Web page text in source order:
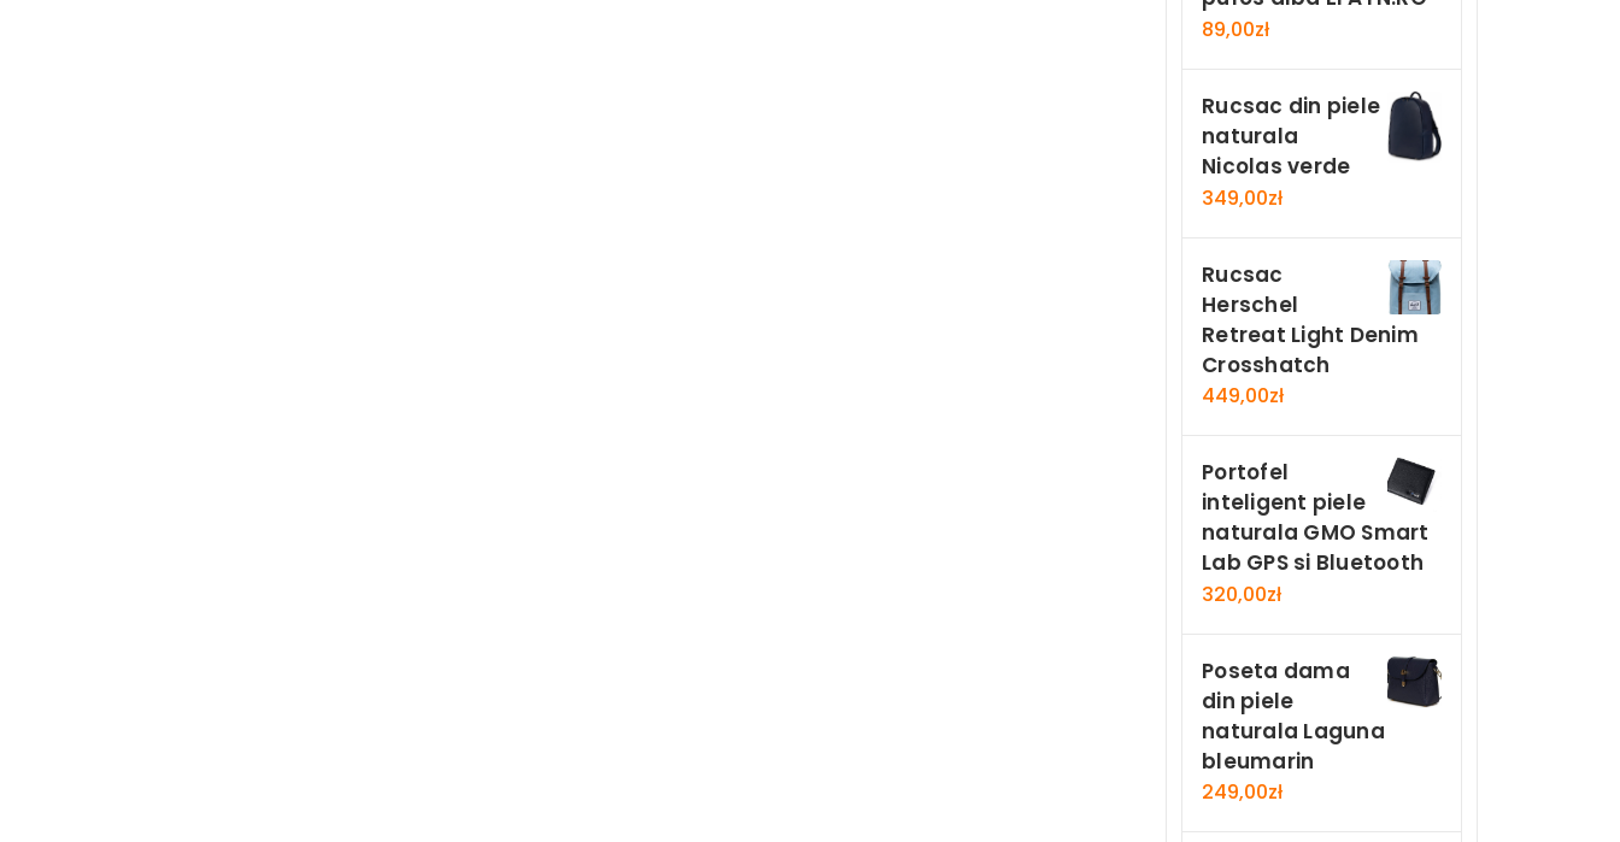
89,00zł
Rucsac din piele
naturala
Nicolas verde
349,00zł
Rucsac
Herschel
Retreat Light Denim
Crosshatch
449,00zł
Portofel
inteligent piele
naturala GMO Smart
Lab GPS si Bluetooth
320,00zł
Poseta dama
din piele
naturala Laguna
bleumarin
249,00zł